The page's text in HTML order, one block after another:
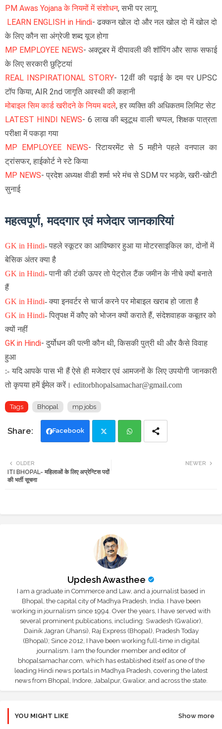
PM Awas Yojana के नियमों में संशोधन, सभी पर लागू
LEARN ENGLISH in Hindi- ढक्कन खोल दो और नल खोल दो में खोल दो
के लिए कौन सा अंग्रेजी शब्द यूज होगा
MP EMPLOYEE NEWS- अक्टूबर में दीपावली की शॉपिंग और साफ सफाई
के लिए सरकारी छुट्टियां
REAL INSPIRATIONAL STORY- 12वीं की पढ़ाई के दम पर UPSC
टॉप किया, AIR 2nd जागृति अवस्थी की कहानी
मोबाइल सिम कार्ड खरीदने के नियम बदले, हर व्यक्ति की अधिकतम लिमिट सेट
LATEST HINDI NEWS- 6 लाख की ब्लूटूथ वाली चप्पल, शिक्षक पात्रता
परीक्षा में पकड़ा गया
MP EMPLOYEE NEWS- रिटायरमेंट से 5 महीने पहले वनपाल का
ट्रांसफर, हाईकोर्ट ने स्टे किया
MP NEWS- प्रदेश अध्यक्ष वीडी शर्मा भरे मंच से SDM पर भड़के, खरी-खोटी
सुनाई
महत्वपूर्ण, मददगार एवं मजेदार जानकारियां
GK in Hindi- पहले स्कूटर का आविष्कार हुआ या मोटरसाइकिल का, दोनों में
बेसिक अंतर क्या है
GK in Hindi- पानी की टंकी ऊपर तो पेट्रोल टैंक जमीन के नीचे क्यों बनाते
हैं
GK in Hindi- क्या इनवर्टर से चार्ज करने पर मोबाइल खराब हो जाता है
GK in Hindi- पितृपक्ष में कौए को भोजन क्यों कराते हैं, संदेशवाहक कबूतर को
क्यों नहीं
GK in Hindi- दुर्योधन की पत्नी कौन थी, किसकी पुत्री थी और कैसे विवाह
हुआ
:- यदि आपके पास भी हैं ऐसे ही मजेदार एवं आमजनों के लिए उपयोगी जानकारी
तो कृपया हमें ईमेल करें। editorbhopalsamachar@gmail.com
Tags Bhopal mp jobs
Facebook
tte
NEWER
OLDER
ITI BHOPAL- महिलाओं के लिए अप्रेन्टिस पदों
की भर्ती सूचना
Updesh Awasthee
I am a graduate in Commerce and Law, and a journalist based in
Bhopal, the capital city of Madhya Pradesh, India. I have been
working in journalism since 1994. Over the years, I have served with
several prominent publications, including: Swadesh (Gwalior),
Dainik Jagran (Jhansi), Raj Express (Bhopal), Pradesh Today
(Bhopal); Since 2012, I have been working full-time in digital
journalism. I am the founder member and editor of
bhopalsamachar.com, which has established itself as one of the
leading Hindi news portals in Madhya Pradesh, covering the latest
news from Bhopal, Indore, Jabalpur, Gwalior, and across the state.
YOU MIGHT LIKE Show more